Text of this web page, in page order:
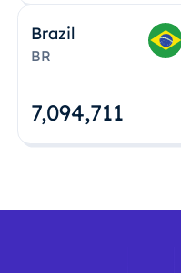
Brazil
BR
7,094,712